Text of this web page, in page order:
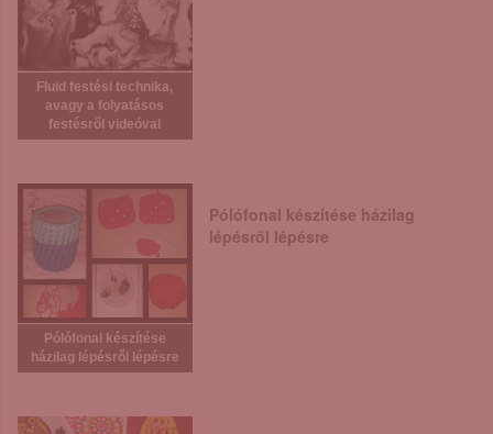
Fluid festési technika,
avagy a folyatásos
festésről videóval
Pólófonal készítése
házilag lépésről lépésre
Pólófonal készítése házilag
lépésről lépésre